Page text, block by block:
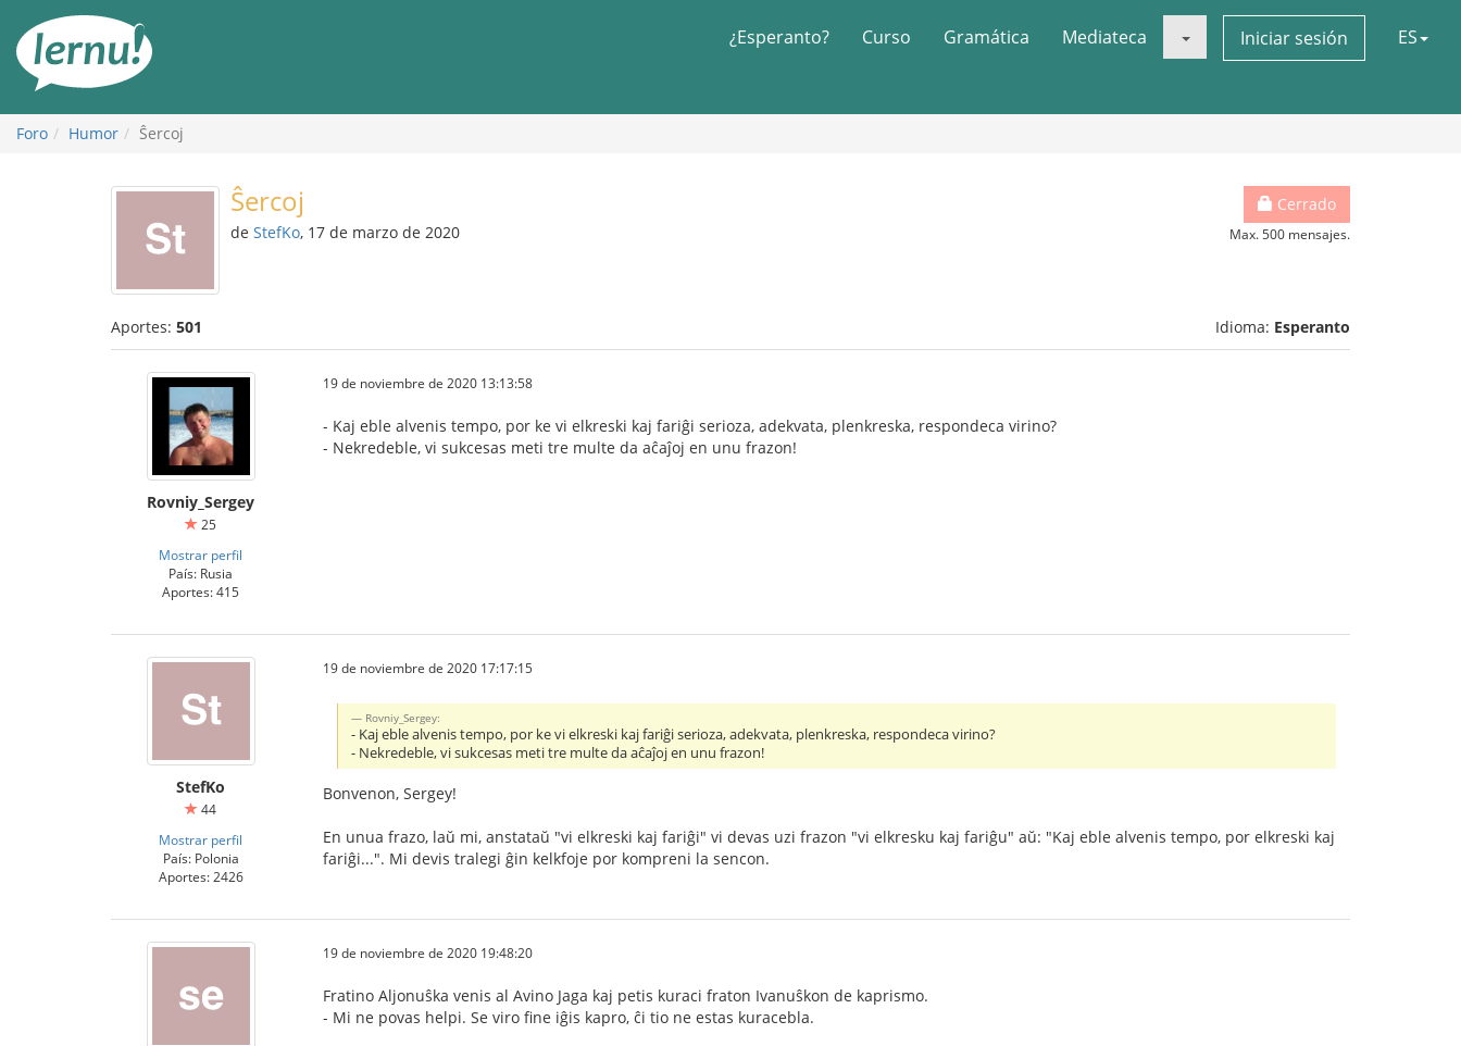
¿Esperanto? Curso Gramática Mediateca Iniciar sesión ES
Foro Humor Ŝercoj
Cerrado
Max. 500 mensajes.
Ŝercoj
de StefKo, 17 de marzo de 2020
Aportes: 501 Idioma: Esperanto
Rovniy_Sergey
25
Mostrar perfil
País: Rusia
Aportes: 415
19 de noviembre de 2020 13:13:58
- Kaj eble alvenis tempo, por ke vi elkreski kaj fariĝi serioza, adekvata, plenkreska, respondeca virino?
- Nekredeble, vi sukcesas meti tre multe da aĉaĵoj en unu frazon!
StefKo
44
Mostrar perfil
País: Polonia
Aportes: 2426
19 de noviembre de 2020 17:17:15
Rovniy_Sergey:
- Kaj eble alvenis tempo, por ke vi elkreski kaj fariĝi serioza, adekvata, plenkreska, respondeca virino?
- Nekredeble, vi sukcesas meti tre multe da aĉaĵoj en unu frazon!
Bonvenon, Sergey!
En unua frazo, laŭ mi, anstataŭ "vi elkreski kaj fariĝi" vi devas uzi frazon "vi elkresku kaj fariĝu" aŭ: "Kaj eble alvenis tempo, por elkreski kaj
fariĝi...". Mi devis tralegi ĝin kelkfoje por kompreni la sencon.
19 de noviembre de 2020 19:48:20
Fratino Aljonuŝka venis al Avino Jaga kaj petis kuraci fraton Ivanuŝkon de kaprismo.
- Mi ne povas helpi. Se viro fine iĝis kapro, ĉi tio ne estas kuracebla.